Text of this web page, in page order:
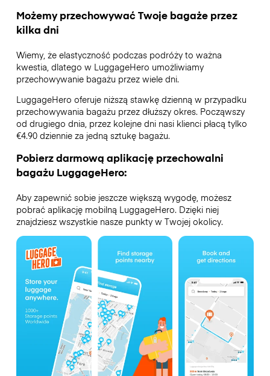
Możemy przechowywać Twoje bagaże przez
kilka dni
Wiemy, że elastyczność podczas podróży to ważna
kwestia, dlatego w LuggageHero umożliwiamy
przechowywanie bagażu przez wiele dni.
LuggageHero oferuje niższą stawkę dzienną w przypadku
przechowywania bagażu przez dłuższy okres. Począwszy
od drugiego dnia, przez kolejne dni nasi klienci płacą tylko
€4.90 dziennie za jedną sztukę bagażu.
Pobierz darmową aplikację przechowalni
bagażu LuggageHero:
Aby zapewnić sobie jeszcze większą wygodę, możesz
pobrać aplikację mobilną LuggageHero. Dzięki niej
znajdziesz wszystkie nasze punkty w Twojej okolicy.